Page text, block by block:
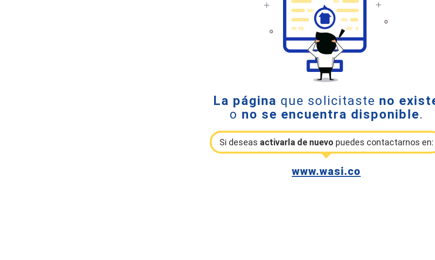
La página que solicitaste no
o no se encuentra disponible.
Si deseas activarla de nuevo puedes contactarnos en:
www.wasi.co